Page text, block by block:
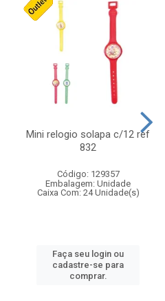
Mini relogio solapa c/12 ref
832
Código: 129357
Embalagem: Unidade
Caixa Com: 24 Unidade(s)
Faça seu login ou
cadastre-se para
comprar.